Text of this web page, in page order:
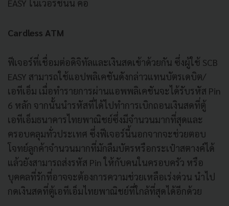
EASY ในเวอร์ชั่นนี้ คือ
Cardless ATM
ฟีเจอร์ที่เชื่อมต่อดิจิทัลและเงินสดเข้าด้วยกัน ซึ่งผู้ใช้ SCB
EASY สามารถใช้แอปพลิเคชันดังกล่าวแทนบัตรเดบิต/
เอทีเอ็ม เมื่อทำรายการผ่านแอพพลิเคชันจะได้รับรหัส Pin
6 หลัก จากนั้นนำรหัสที่ได้ไปทำการเบิกถอนเงินสดที่ตู้
เอทีเอ็มธนาคารไทยพาณิชย์ซึ่งมีจำนวนมากที่สุดและ
ครอบคลุมทั่วประเทศ ซึ่งฟีเจอร์นี้นอกจากจะช่วยตอบ
โจทย์ลูกค้าจำนวนมากที่มักลืมบัตรหรือกระเป๋าสตางค์ได้
แล้วยังสามารถส่งรหัส Pin ให้กับคนในครอบครัว หรือ
บุคคลที่รักที่อาจจะต้องการความช่วยเหลือเร่งด่วน นำไป
กดเงินสดที่ตู้เอทีเอ็มไทยพาณิชย์ที่ใกล้ที่สุดได้อีกด้วย